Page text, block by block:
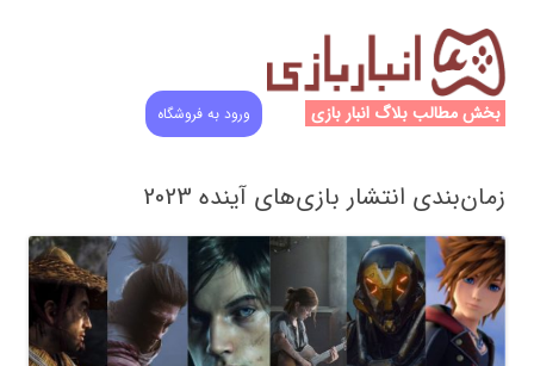
بخش مطالب بلاگ انبار بازی ورود به فروشگاه
زمان‌بندی انتشار بازی‌های آینده 2023